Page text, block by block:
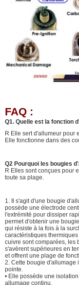
FAQ :
Q1. Quelle est la fonction
R Elle sert d'allumeur pour
Elle fonctionne dans des
Q2 Pourquoi les bougies
R Elles sont conçues pour
toute sa plage.
1. Il s'agit d'une bougie
possède une électrode
l'extrémité pour dissiper
permet d'obtenir une
qui résiste à la fois à la
caractéristiques
cuivre sont comparées, les
s'avèrent supérieures en
et offrent une plage de
2. Cette bougie d'allumage
pointe.
• Elle possède une
allumage continu.